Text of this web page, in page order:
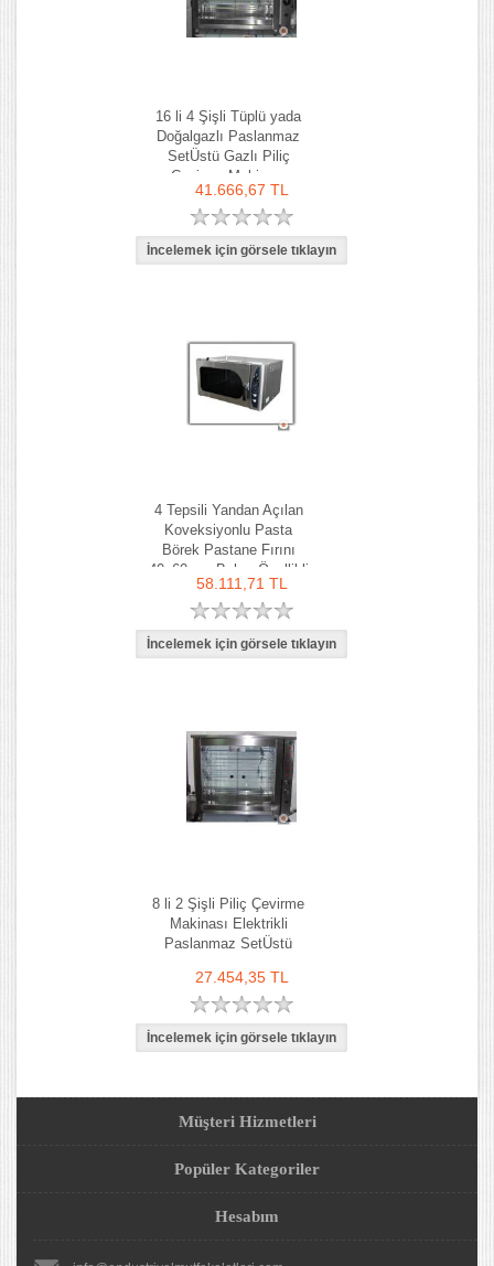
16 li 4 Şişli Tüplü yada
Doğalgazlı Paslanmaz
SetÜstü Gazlı Piliç
Çevirme Makinası
41.666,67 TL
4 Tepsili Yandan Açılan
Koveksiyonlu Pasta
Börek Pastane Fırını
40x60 cm Buhar Özellikli
58.111,71 TL
8 li 2 Şişli Piliç Çevirme
Makinası Elektrikli
Paslanmaz SetÜstü
27.454,35 TL
Müşteri Hizmetleri
Popüler Kategoriler
Hesabım